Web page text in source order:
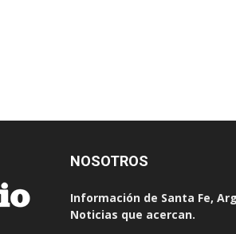
NOSOTROS
Información de Santa Fe,
Noticias que acercan.